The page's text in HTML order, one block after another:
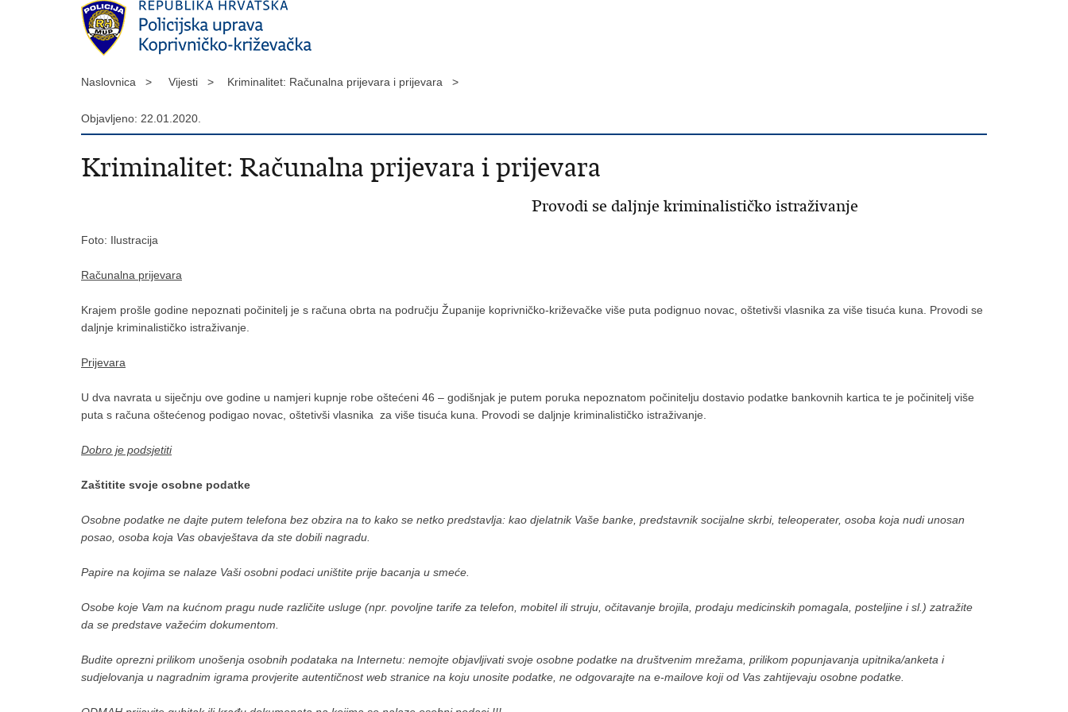
Naslovnica > Vijesti > Kriminalitet: Računalna prijevara i prijevara >
Objavljeno: 22.01.2020.
Kriminalitet: Računalna prijevara i prijevara
Provodi se daljnje kriminalističko istraživanje
Foto: Ilustracija
Računalna prijevara
Krajem prošle godine nepoznati počinitelj je s računa obrta na području Županije koprivničko-križevačke više puta podignuo novac, oštetivši vlasnika za više tisuća kuna. Provodi se
daljnje kriminalističko istraživanje.
Prijevara
U dva navrata u siječnju ove godine u namjeri kupnje robe oštećeni 46 – godišnjak je putem poruka nepoznatom počinitelju dostavio podatke bankovnih kartica te je počinitelj više
puta s računa oštećenog podigao novac, oštetivši vlasnika za više tisuća kuna. Provodi se daljnje kriminalističko istraživanje.
Dobro je podsjetiti
Zaštitite svoje osobne podatke
Osobne podatke ne dajte putem telefona bez obzira na to kako se netko predstavlja: kao djelatnik Vaše banke, predstavnik socijalne skrbi, teleoperater, osoba koja nudi unosan
posao, osoba koja Vas obavještava da ste dobili nagradu.
Papire na kojima se nalaze Vaši osobni podaci uništite prije bacanja u smeće.
Osobe koje Vam na kućnom pragu nude različite usluge (npr. povoljne tarife za telefon, mobitel ili struju, očitavanje brojila, prodaju medicinskih pomagala, posteljine i sl.) zatražite
da se predstave važećim dokumentom.
Budite oprezni prilikom unošenja osobnih podataka na Internetu: nemojte objavljivati svoje osobne podatke na društvenim mrežama, prilikom popunjavanja upitnika/anketa i
sudjelovanja u nagradnim igrama provjerite autentičnost web stranice na koju unosite podatke, ne odgovarajte na e-mailove koji od Vas zahtijevaju osobne podatke.